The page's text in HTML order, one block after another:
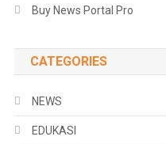
Buy News Portal Pro
CATEGORIES
NEWS
EDUKASI